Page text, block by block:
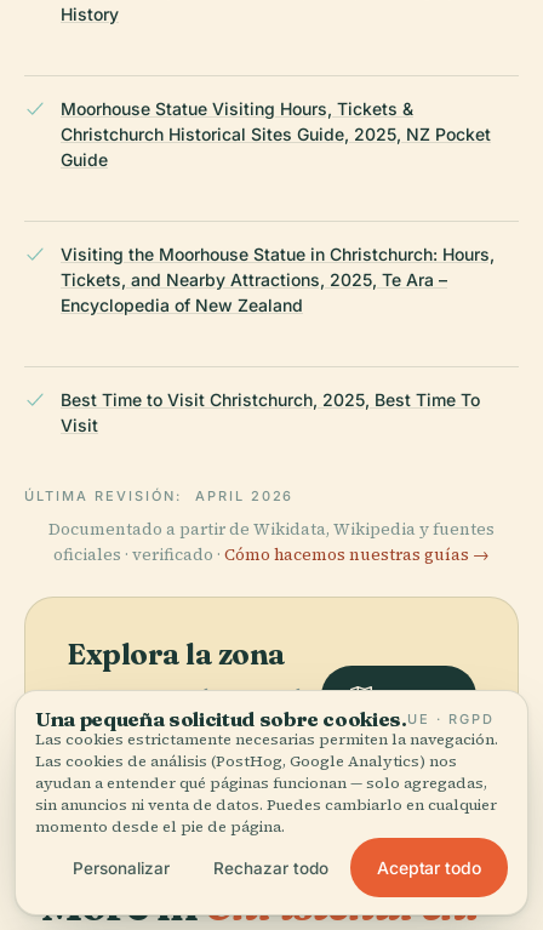
History
Moorhouse Statue Visiting Hours, Tickets &
Christchurch Historical Sites Guide, 2025, NZ Pocket
Guide
Visiting the Moorhouse Statue in Christchurch: Hours,
Tickets, and Nearby Attractions, 2025, Te Ara –
Encyclopedia of New Zealand
Best Time to Visit Christchurch, 2025, Best Time To
Visit
ÚLTIMA REVISIÓN: APRIL 2026
Documentado a partir de Wikidata, Wikipedia y fuentes
oficiales · verificado · Cómo hacemos nuestras guías →
Explora la zona
Ve Estatua Moorhouse en el
mapa y descubre qué hay
cerca.
Ver mapa
More inChristchurch.
Una pequeña solicitud sobre cookies.UE · RGPD
Las cookies estrictamente necesarias permiten la navegación.
Las cookies de análisis (PostHog, Google Analytics) nos
ayudan a entender qué páginas funcionan — solo agregadas,
sin anuncios ni venta de datos. Puedes cambiarlo en cualquier
momento desde el pie de página.
Personalizar Rechazar todo Aceptar todo